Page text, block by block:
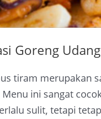
Goreng
tiram merupakan
ini sangat
sulit, tetapi